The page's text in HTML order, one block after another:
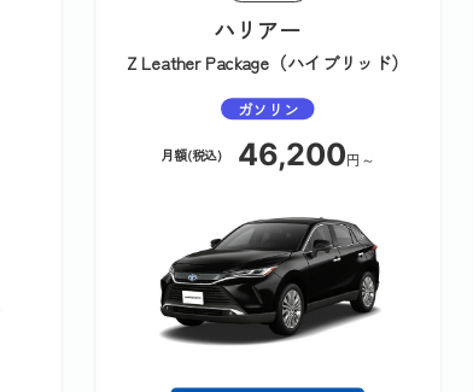
ハリアー
Z Leather Package（ハイブリッド）
ガソリン
月額(税込) 46,200円～